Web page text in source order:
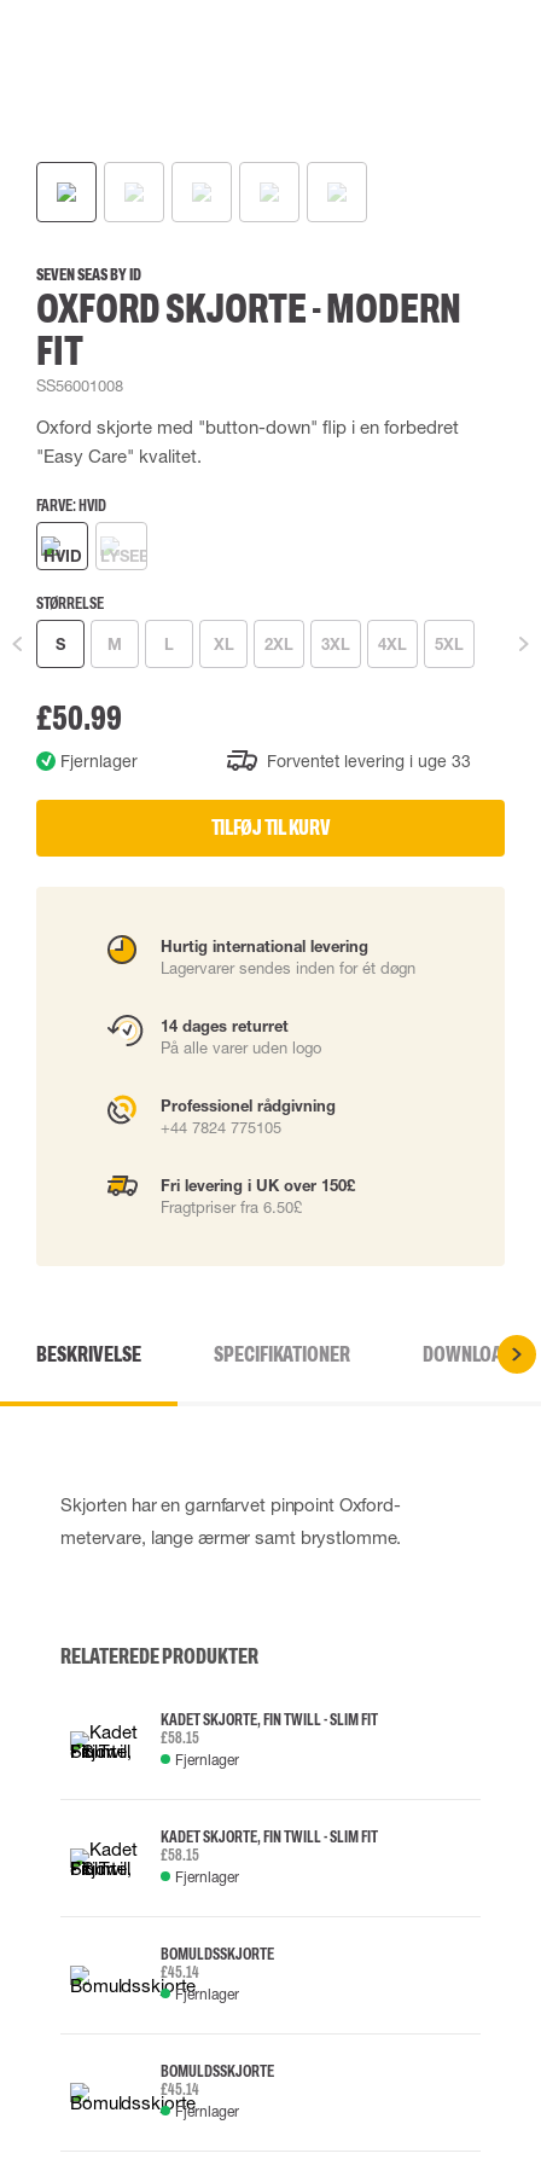
SEVEN SEAS BY ID
OXFORD SKJORTE - MODERN
FIT
SS56001008
Oxford skjorte med "button-down" flip i en forbedret
"Easy Care" kvalitet.
FARVE: HVID
STØRRELSE
S M L XL 2XL 3XL 4XL 5XL
£50.99
Fjernlager Forventet levering i uge 33
TILFØJ TIL KURV
Hurtig international levering
Lagervarer sendes inden for ét døgn
14 dages returret
På alle varer uden logo
Professionel rådgivning
+44 7824 775105
Fri levering i UK over 150£
Fragtpriser fra 6.50£
BESKRIVELSE SPECIFIKATIONER DOWNLOADS
Skjorten har en garnfarvet pinpoint Oxford-
metervare, lange ærmer samt brystlomme.
RELATEREDE PRODUKTER
KADET SKJORTE, FIN TWILL - SLIM FIT
£58.15
Fjernlager
KADET SKJORTE, FIN TWILL - SLIM FIT
£58.15
Fjernlager
BOMULDSSKJORTE
£45.14
Fjernlager
BOMULDSSKJORTE
£45.14
Fjernlager